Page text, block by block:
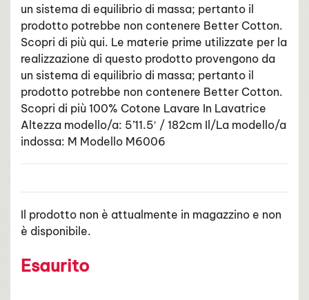
un sistema di equilibrio di massa; pertanto il
prodotto potrebbe non contenere Better Cotton.
Scopri di più qui. Le materie prime utilizzate per la
realizzazione di questo prodotto provengono da
un sistema di equilibrio di massa; pertanto il
prodotto potrebbe non contenere Better Cotton.
Scopri di più 100% Cotone Lavare In Lavatrice
Altezza modello/a: 5’11.5′ / 182cm Il/La modello/a
indossa: M Modello M6006
Il prodotto non è attualmente in magazzino e non
è disponibile.
Esaurito